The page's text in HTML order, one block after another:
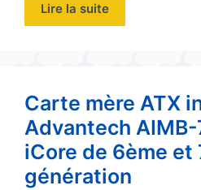
Lire la suite
Carte mère ATX
Advantech
iCore de 6ème et
génération